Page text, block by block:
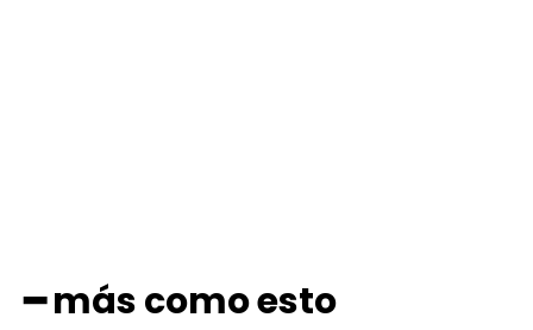
━ más como esto